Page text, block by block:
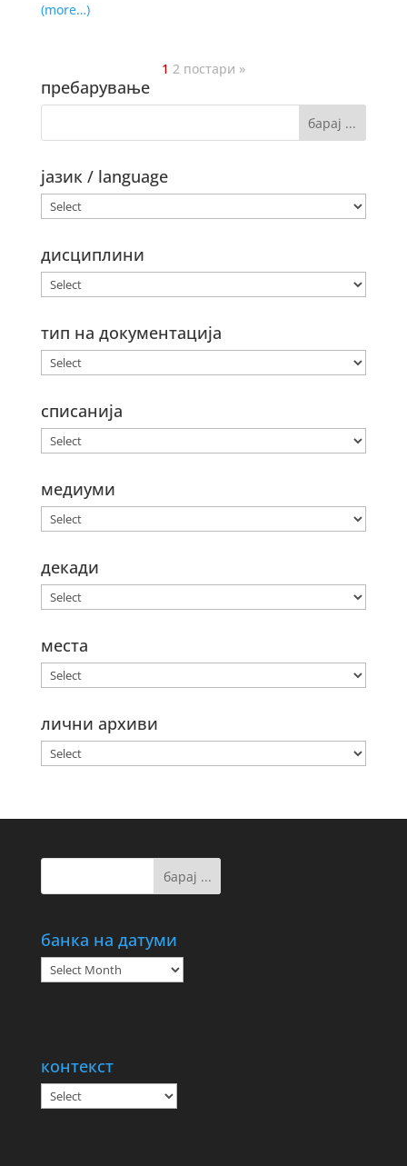
(more…)
1 2 постари »
пребарување
јазик / language
дисциплини
тип на документација
списанија
медиуми
декади
места
лични архиви
банка на датуми
банка
на
контекст